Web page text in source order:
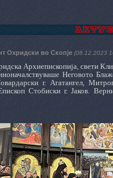
Охридски во Скопје (08.12.2023
Архиепископија, свети
Неговото
г. Агатангел,
Стобиски г. Јаков.